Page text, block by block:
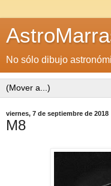
No sólo dibujo
viernes, 7 de septiembre de 2018
M8